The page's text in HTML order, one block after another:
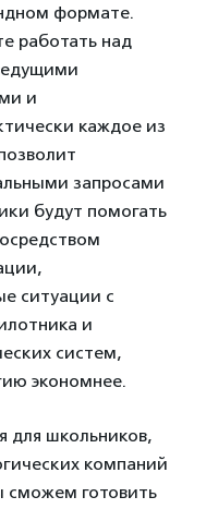
формате.
работать над
и
каждое из
запросами
будут помогать
ситуации с
и
систем,
экономнее.
для школьников,
компаний
сможем готовить